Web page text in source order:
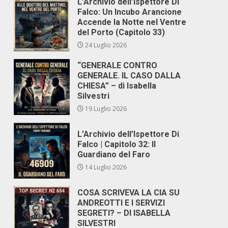
Falco: Un Incubo Arancione
Accende la Notte nel Ventre
del Porto (Capitolo 33)
24 Luglio 2026
“GENERALE CONTRO
GENERALE. IL CASO DALLA
CHIESA” – di Isabella
Silvestri
19 Luglio 2026
L’Archivio dell’Ispettore Di
Falco | Capitolo 32: Il
Guardiano del Faro
14 Luglio 2026
COSA SCRIVEVA LA CIA SU
ANDREOTTI E I SERVIZI
SEGRETI? – DI ISABELLA
SILVESTRI